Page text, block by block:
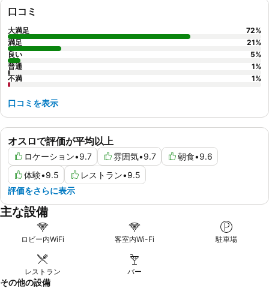
オスロで評価が平均以上
ロケーション•9.7 雰囲気•9.7 朝食•9.6
体験•9.5 レストラン•9.5
評価をさらに表示
口コミ
大満足 72%
満足
21%
良い
5%
普通
1%
不満
1%
口コミを表示
主な設備
ロビー内WiFi 客室内Wi-Fi 駐車場
レストラン バー
その他の設備